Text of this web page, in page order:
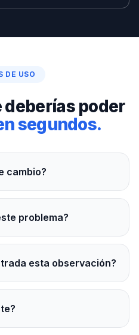
DE USO
deberías poder
segundos.
cambio?
problema?
esta observación?